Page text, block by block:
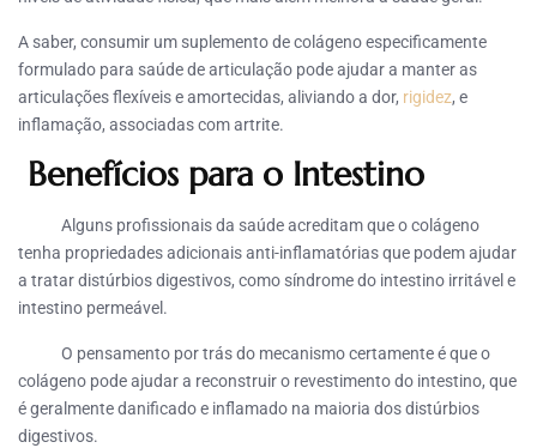
A saber, consumir um suplemento de colágeno especificamente
formulado para saúde de articulação pode ajudar a manter as
articulações flexíveis e amortecidas, aliviando a dor, rigidez, e
inflamação, associadas com artrite.
Benefícios para o Intestino
Alguns profissionais da saúde acreditam que o colágeno
tenha propriedades adicionais anti-inflamatórias que podem ajudar
a tratar distúrbios digestivos, como síndrome do intestino irritável e
intestino permeável.
O pensamento por trás do mecanismo certamente é que o
colágeno pode ajudar a reconstruir o revestimento do intestino, que
é geralmente danificado e inflamado na maioria dos distúrbios
digestivos.